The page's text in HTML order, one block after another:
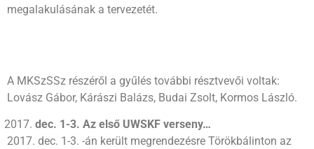
megalakulásának a tervezetét.
A MKSzSSz részéről a gyűlés további résztvevői voltak:
Lovász Gábor, Kárászi Balázs, Budai Zsolt, Kormos László.
dec. 1-3. Az első UWSKF verseny…
2017. dec. 1-3. -án került megrendezésre Törökbálinton az